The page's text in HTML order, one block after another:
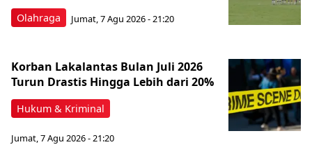
Olahraga Jumat, 7 Agu 2026 - 21:20
Hukum & Kriminal
Korban Lakalantas Bulan Juli 2026
Turun Drastis Hingga Lebih dari 20%
Jumat, 7 Agu 2026 - 21:20